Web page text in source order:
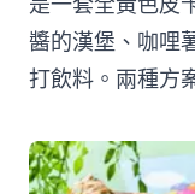
醬的漢堡、咖哩
打飲料。兩種方